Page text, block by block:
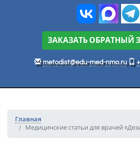
ЗАКАЗАТЬ ОБРАТНЫЙ
metodist@edu-med-nmo.ru
Главная
Медицинские статьи для врачей